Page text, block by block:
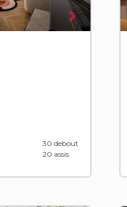
30 debout
20 assis